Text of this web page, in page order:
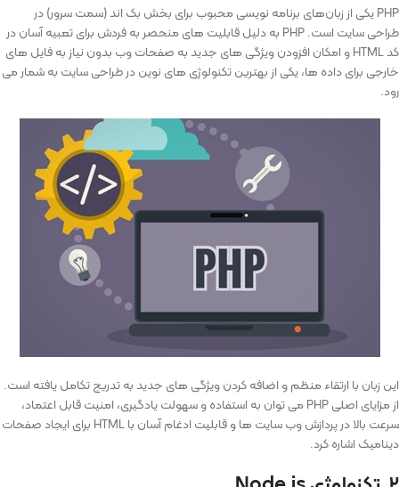
PHP یکی از زبان‌‌های برنامه ‌نویسی محبوب برای بخش بک ‌اند (سمت سرور) در
طراحی سایت است. PHP به دلیل قابلیت های منحصر به فردش برای تعبیه آسان در
کد HTML و امکان افزودن ویژگی های جدید به صفحات وب بدون نیاز به فایل ‌های
خارجی برای داده ‌ها، یکی از بهترین تکنولوژی های نوین در طراحی سایت به شمار می
رود.
این زبان با ارتقاء منظم و اضافه کردن ویژگی‌ های جدید به تدریج تکامل یافته است.
از مزایای اصلی PHP می ‌توان به استفاده و سهولت یادگیری، امنیت قابل اعتماد،
سرعت بالا در پردازش وب ‌سایت‌ ها و قابلیت ادغام آسان با HTML برای ایجاد صفحات
دینامیک اشاره کرد.